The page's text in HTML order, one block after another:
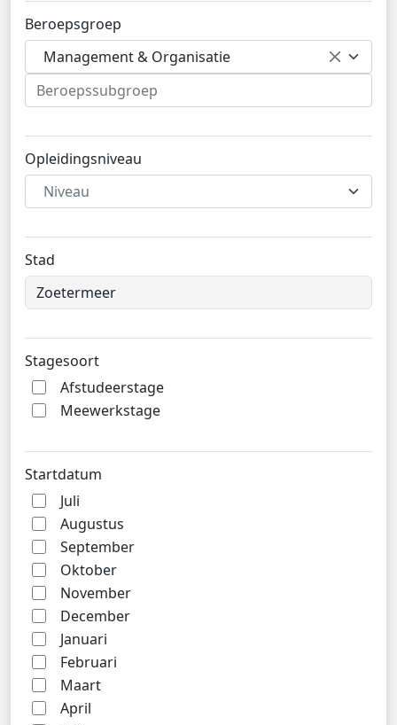
Beroepsgroep
Management & Organisatie
Opleidingsniveau
Niveau
Stad
Stagesoort
Afstudeerstage
Meewerkstage
Startdatum
Juli
Augustus
September
Oktober
November
December
Januari
Februari
Maart
April